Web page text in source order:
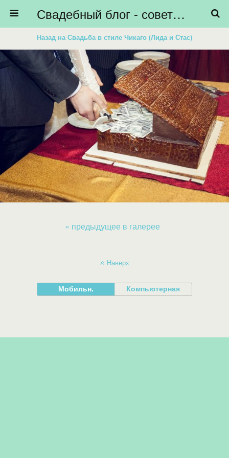
Свадебный блог - советы невестам, подготовка к свадьбе - HiBride
Назад на Свадьба в стиле Чикаго (Лида и Стас)
« предыдущее в галерее
Наверх
Мобильн. Компьютерная